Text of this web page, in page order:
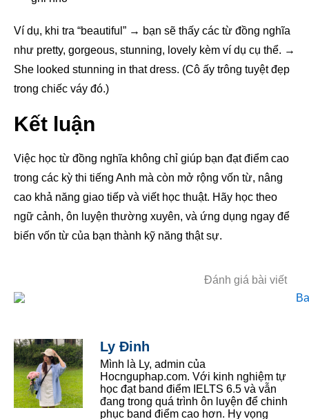
Ví dụ, khi tra “beautiful” → bạn sẽ thấy các từ đồng nghĩa
như pretty, gorgeous, stunning, lovely kèm ví dụ cụ thể. →
She looked stunning in that dress. (Cô ấy trông tuyệt đẹp
trong chiếc váy đó.)
Kết luận
Việc học từ đồng nghĩa không chỉ giúp bạn đạt điểm cao
trong các kỳ thi tiếng Anh mà còn mở rộng vốn từ, nâng
cao khả năng giao tiếp và viết học thuật. Hãy học theo
ngữ cảnh, ôn luyện thường xuyên, và ứng dụng ngay để
biến vốn từ của bạn thành kỹ năng thật sự.
Đánh giá bài viết
Ly Đinh
Mình là Ly, admin của
Hocnguphap.com. Với kinh nghiệm tự
học đạt band điểm IELTS 6.5 và vẫn
đang trong quá trình ôn luyện để chinh
phục band điểm cao hơn. Hy vọng